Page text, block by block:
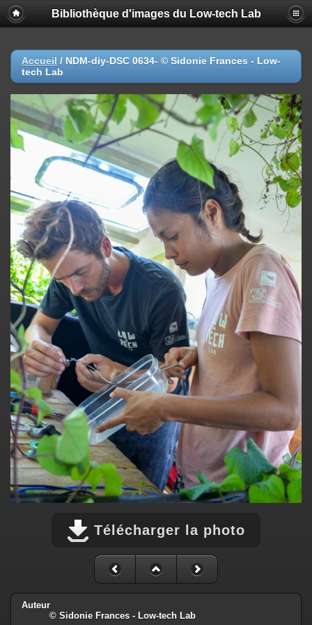
Bibliothèque d'images du Low-tech Lab
Accueil / NDM-diy-DSC 0634- © Sidonie Frances - Low-
tech Lab
Télécharger la photo
Auteur
© Sidonie Frances - Low-tech Lab